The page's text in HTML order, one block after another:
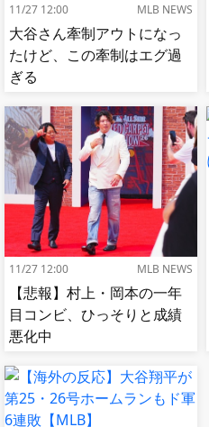
11/27 12:00 MLB NEWS
大谷さん牽制アウトになっ
たけど、この牽制はエグ過
ぎる
11/27 12:00 MLB NEWS
【悲報】村上・岡本の一年
目コンビ、ひっそりと成績
悪化中